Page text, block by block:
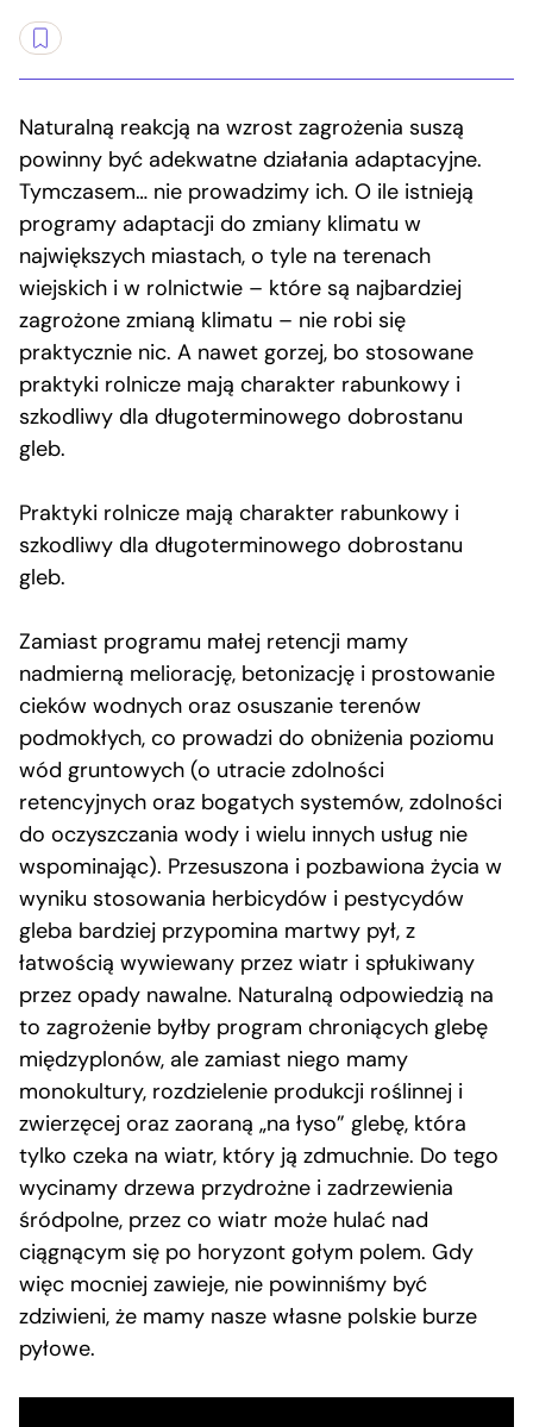
Naturalną reakcją na wzrost zagrożenia suszą
powinny być adekwatne działania adaptacyjne.
Tymczasem… nie prowadzimy ich. O ile istnieją
programy adaptacji do zmiany klimatu w
największych miastach, o tyle na terenach
wiejskich i w rolnictwie – które są najbardziej
zagrożone zmianą klimatu – nie robi się
praktycznie nic. A nawet gorzej, bo stosowane
praktyki rolnicze mają charakter rabunkowy i
szkodliwy dla długoterminowego dobrostanu
gleb.
Praktyki rolnicze mają charakter rabunkowy i
szkodliwy dla długoterminowego dobrostanu
gleb.
Zamiast programu małej retencji mamy
nadmierną meliorację, betonizację i prostowanie
cieków wodnych oraz osuszanie terenów
podmokłych, co prowadzi do obniżenia poziomu
wód gruntowych (o utracie zdolności
retencyjnych oraz bogatych systemów, zdolności
do oczyszczania wody i wielu innych usług nie
wspominając). Przesuszona i pozbawiona życia w
wyniku stosowania herbicydów i pestycydów
gleba bardziej przypomina martwy pył, z
łatwością wywiewany przez wiatr i spłukiwany
przez opady nawalne. Naturalną odpowiedzią na
to zagrożenie byłby program chroniących glebę
międzyplonów, ale zamiast niego mamy
monokultury, rozdzielenie produkcji roślinnej i
zwierzęcej oraz zaoraną „na łyso” glebę, która
tylko czeka na wiatr, który ją zdmuchnie. Do tego
wycinamy drzewa przydrożne i zadrzewienia
śródpolne, przez co wiatr może hulać nad
ciągnącym się po horyzont gołym polem. Gdy
więc mocniej zawieje, nie powinniśmy być
zdziwieni, że mamy nasze własne polskie burze
pyłowe.